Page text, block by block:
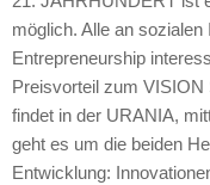
möglich. Alle an
Entrepreneurship
Preisvorteil zum VISION
findet in der URANIA,
geht es um die beiden
Entwicklung: